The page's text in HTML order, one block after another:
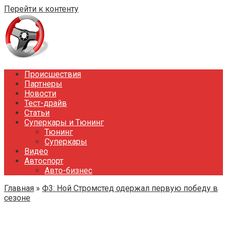
Перейти к контенту
Происшествия
Партнеры
Новости
Тест-драйв
Статьи
Суперкары и Тюнинг
Тюнинг
Суперкары
Видео
Автоспорт
Авто-бизнес
Главная » Ф3: Ной Стромстед одержал первую победу в
сезоне